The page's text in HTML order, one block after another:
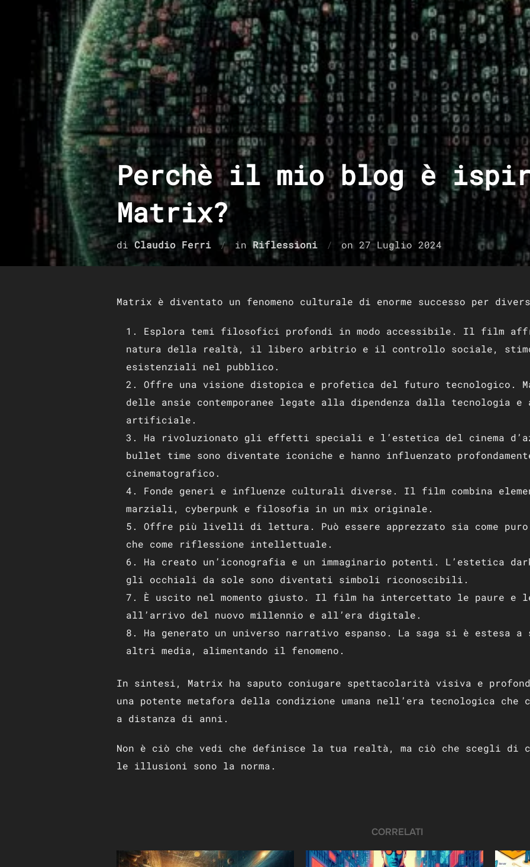
contenuto
Perchè il mio blog è
Matrix?
diClaudio Ferri inRiflessioni on Pubblicato
il
27 Luglio 2024
Matrix è diventato un fenomeno culturale di enorme successo per
Esplora temi filosofici profondi in modo accessibile. Il film
natura della realtà, il libero arbitrio e il controllo sociale,
esistenziali nel pubblico.
Offre una visione distopica e profetica del futuro tecnologico.
delle ansie contemporanee legate alla dipendenza dalla tecnologia
artificiale.
Ha rivoluzionato gli effetti speciali e l’estetica del cinema
bullet time sono diventate iconiche e hanno influenzato
cinematografico.
Fonde generi e influenze culturali diverse. Il film combina
marziali, cyberpunk e filosofia in un mix originale.
Offre più livelli di lettura. Può essere apprezzato sia come
che come riflessione intellettuale.
Ha creato un’iconografia e un immaginario potenti. L’estetica
gli occhiali da sole sono diventati simboli riconoscibili.
È uscito nel momento giusto. Il film ha intercettato le paure e
all’arrivo del nuovo millennio e all’era digitale.
Ha generato un universo narrativo espanso. La saga si è estesa
altri media, alimentando il fenomeno.
In sintesi, Matrix ha saputo coniugare spettacolarità visiva e
una potente metafora della condizione umana nell’era tecnologica che
a distanza di anni.
Non è ciò che vedi che definisce la tua realtà, ma ciò che scegli di
le illusioni sono la norma.
CORRELATI